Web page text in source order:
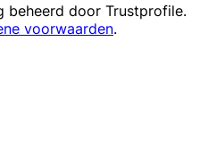
beheerd door Trustprofile.
voorwaarden.